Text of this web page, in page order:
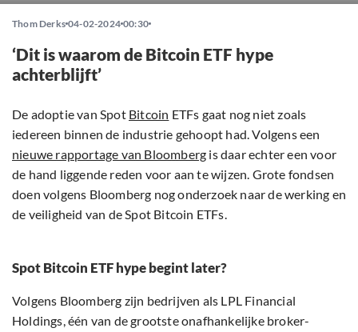
Thom Derks 04-02-2024 00:30
‘Dit is waarom de Bitcoin ETF hype
achterblijft’
De adoptie van Spot Bitcoin ETFs gaat nog niet zoals
iedereen binnen de industrie gehoopt had. Volgens een
nieuwe rapportage van Bloomberg is daar echter een voor
de hand liggende reden voor aan te wijzen. Grote fondsen
doen volgens Bloomberg nog onderzoek naar de werking en
de veiligheid van de Spot Bitcoin ETFs.
Spot Bitcoin ETF hype begint later?
Volgens Bloomberg zijn bedrijven als LPL Financial
Holdings, één van de grootste onafhankelijke broker-